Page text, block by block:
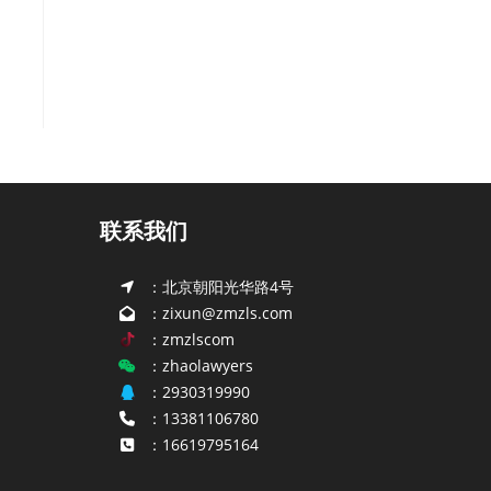
联系我们
：北京朝阳光华路4号
：zixun@zmzls.com
：zmzlscom
：zhaolawyers
：2930319990
：13381106780
：16619795164